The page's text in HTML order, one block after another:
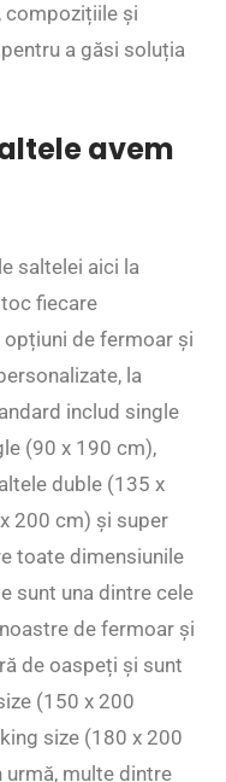
compozițiile și
a găsi soluția
avem
saltelei aici la
fiecare
de fermoar și
la
includ single
(90 x 190 cm),
duble (135 x
200 cm) și super
toate dimensiunile
sunt una dintre cele
de fermoar și
de oaspeți și sunt
(150 x 200
size (180 x 200
multe dintre